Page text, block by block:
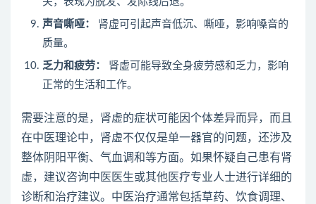
声音嘶哑：
肾虚可引起声音低沉、嘶哑，影响嗓音的
质量。
乏力和疲劳：
肾虚可能导致全身疲劳感和乏力，影响
正常的生活和工作。
需要注意的是，肾虚的症状可能因个体差异而异，而且
在中医理论中，肾虚不仅仅是单一器官的问题，还涉及
整体阴阳平衡、气血调和等方面。如果怀疑自己患有肾
虚，建议咨询中医医生或其他医疗专业人士进行详细的
诊断和治疗建议。中医治疗通常包括草药、饮食调理、